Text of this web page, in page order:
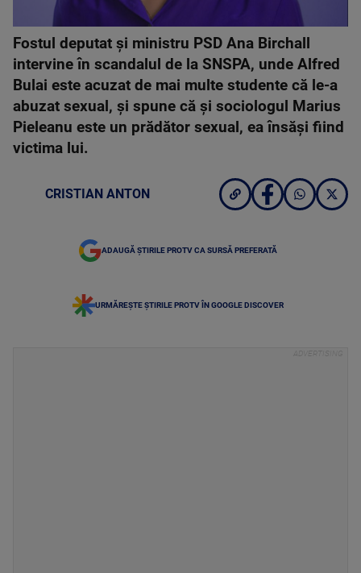
Fostul deputat și ministru PSD Ana Birchall
intervine în scandalul de la SNSPA, unde Alfred
Bulai este acuzat de mai multe studente că le-a
abuzat sexual, și spune că și sociologul Marius
Pieleanu este un prădător sexual, ea însăși fiind
victima lui.
CRISTIAN ANTON
ADAUGĂ ȘTIRILE PROTV CA SURSĂ PREFERATĂ
URMĂREȘTE ȘTIRILE PROTV ÎN GOOGLE DISCOVER